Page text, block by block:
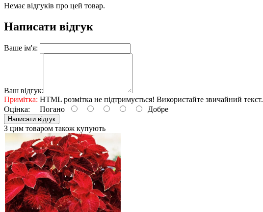
Немає відгуків про цей товар.
Написати відгук
Ваше ім'я:
Ваш відгук:
Примітка: HTML розмітка не підтримується! Використайте звичайний текст.
Оцінка: Погано Добре
Написати відгук
З цим товаром також купують